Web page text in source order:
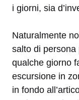
i giorni, sia
Naturalmente
salto di persona
qualche giorno
escursione in
in fondo